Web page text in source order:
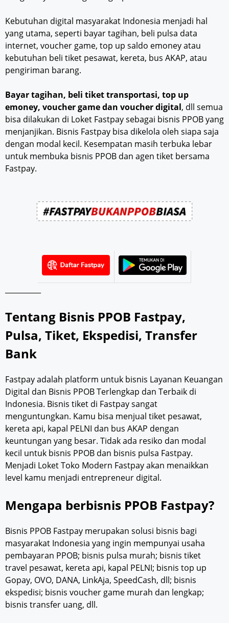
Kebutuhan digital masyarakat Indonesia menjadi hal
yang utama, seperti bayar tagihan, beli pulsa data
internet, voucher game, top up saldo emoney atau
kebutuhan beli tiket pesawat, kereta, bus AKAP, atau
pengiriman barang.
Bayar tagihan, beli tiket transportasi, top up
emoney, voucher game dan voucher digital, dll semua
bisa dilakukan di Loket Fastpay sebagai bisnis PPOB yang
menjanjikan. Bisnis Fastpay bisa dikelola oleh siapa saja
dengan modal kecil. Kesempatan masih terbuka lebar
untuk membuka bisnis PPOB dan agen tiket bersama
Fastpay.
Tentang Bisnis PPOB Fastpay,
Pulsa, Tiket, Ekspedisi, Transfer
Bank
Fastpay adalah platform untuk bisnis Layanan Keuangan
Digital dan Bisnis PPOB Terlengkap dan Terbaik di
Indonesia. Bisnis tiket di Fastpay sangat
menguntungkan. Kamu bisa menjual tiket pesawat,
kereta api, kapal PELNI dan bus AKAP dengan
keuntungan yang besar. Tidak ada resiko dan modal
kecil untuk bisnis PPOB dan bisnis pulsa Fastpay.
Menjadi Loket Toko Modern Fastpay akan menaikkan
level kamu menjadi entrepreneur digital.
Mengapa berbisnis PPOB Fastpay?
Bisnis PPOB Fastpay merupakan solusi bisnis bagi
masyarakat Indonesia yang ingin mempunyai usaha
pembayaran PPOB; bisnis pulsa murah; bisnis tiket
travel pesawat, kereta api, kapal PELNI; bisnis top up
Gopay, OVO, DANA, LinkAja, SpeedCash, dll; bisnis
ekspedisi; bisnis voucher game murah dan lengkap;
bisnis transfer uang, dll.